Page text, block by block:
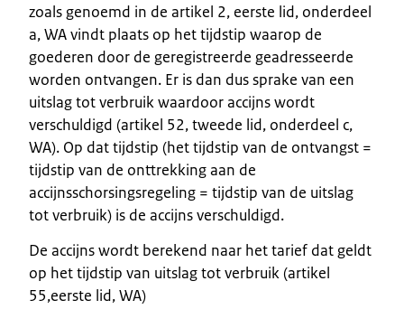
zoals genoemd in de artikel 2, eerste lid, onderdeel
a, WA vindt plaats op het tijdstip waarop de
goederen door de geregistreerde geadresseerde
worden ontvangen. Er is dan dus sprake van een
uitslag tot verbruik waardoor accijns wordt
verschuldigd (artikel 52, tweede lid, onderdeel c,
WA). Op dat tijdstip (het tijdstip van de ontvangst =
tijdstip van de onttrekking aan de
accijnsschorsingsregeling = tijdstip van de uitslag
tot verbruik) is de accijns verschuldigd.
De accijns wordt berekend naar het tarief dat geldt
op het tijdstip van uitslag tot verbruik (artikel
55,eerste lid, WA)